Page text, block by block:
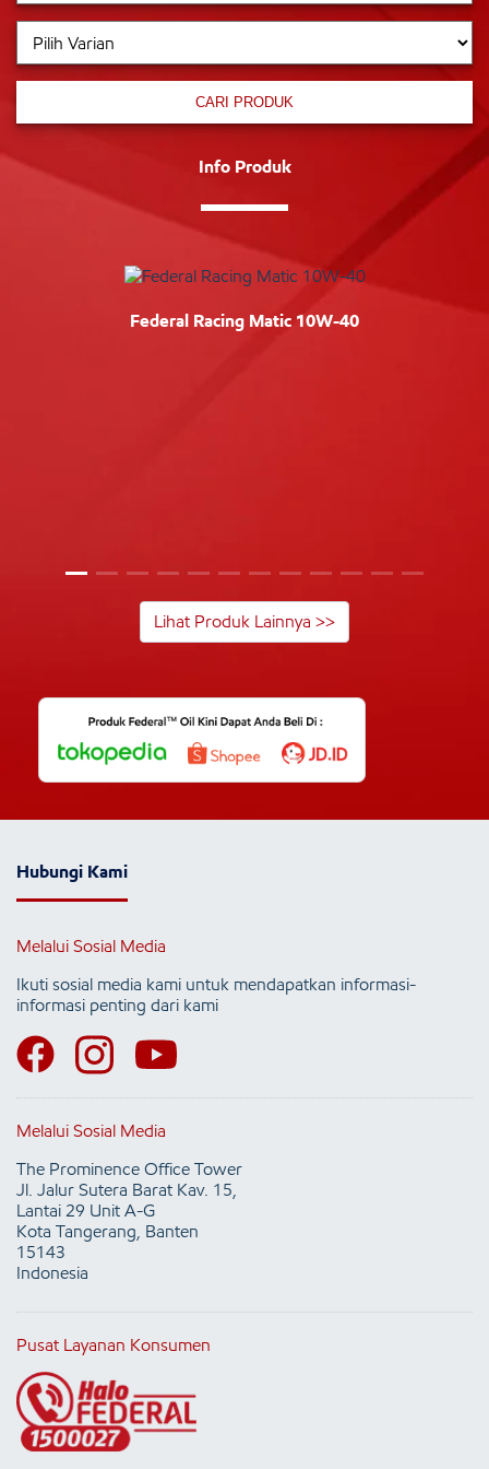
CARI PRODUK
Info Produk
Federal Racing Matic 10W-40
Lihat Produk Lainnya >>
Hubungi Kami
Melalui Sosial Media
Ikuti sosial media kami untuk mendapatkan informasi-
informasi penting dari kami
Melalui Sosial Media
The Prominence Office Tower
Jl. Jalur Sutera Barat Kav. 15,
Lantai 29 Unit A-G
Kota Tangerang, Banten
15143
Indonesia
Pusat Layanan Konsumen